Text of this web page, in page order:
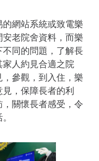
網站系統或致電樂
老院舍資料，而樂
同的問題，了解長
人約見合適之院
參觀，到入住，樂
，保障長者的利
關懷長者感受，令